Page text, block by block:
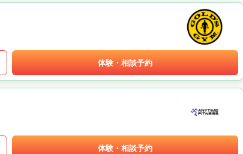
体験・相談予約
体験・相談予約